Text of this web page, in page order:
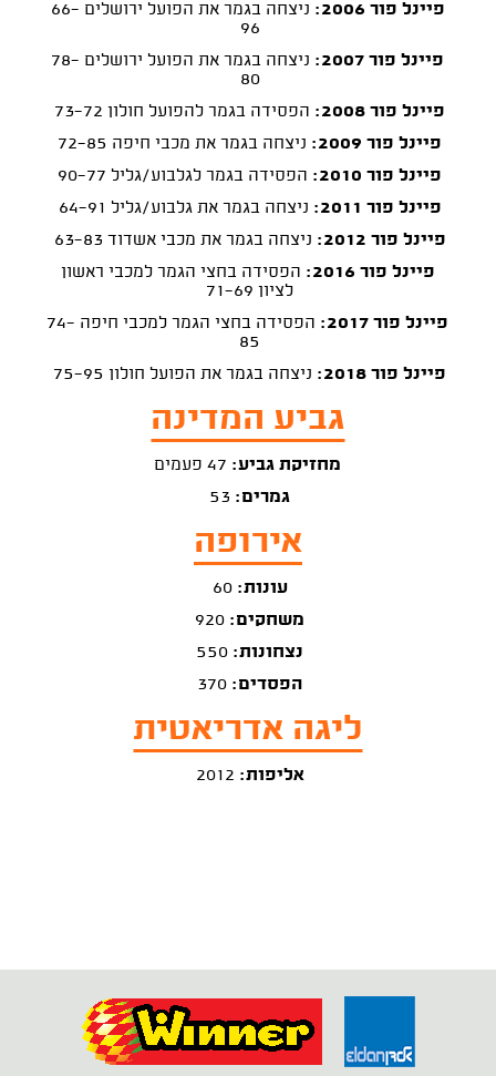
פיינל פור 2006:
ניצחה בגמר את הפועל ירושלים 66-
96
פיינל פור 2007:
ניצחה בגמר את הפועל ירושלים 78-
80
פיינל פור 2008:
הפסידה בגמר להפועל חולון 73-72
פיינל פור 2009:
ניצחה בגמר את מכבי חיפה 72-85
פיינל פור 2010:
הפסידה בגמר לגלבוע/גליל 90-77
פיינל פור 2011:
ניצחה בגמר את גלבוע/גליל 64-91
פיינל פור 2012:
ניצחה בגמר את מכבי אשדוד 63-83
פיינל פור 2016:
הפסידה בחצי הגמר למכבי ראשון
לציון 71-69
פיינל פור 2017:
הפסידה בחצי הגמר למכבי חיפה 74-
85
פיינל פור 2018:
ניצחה בגמר את הפועל חולון 75-95
גביע המדינה
מחזיקת גביע:
גמרים:
אירופה
עונות: 60
משחקים:
נצחונות:
הפסדים:
ליגה אדריאטית
אליפות: